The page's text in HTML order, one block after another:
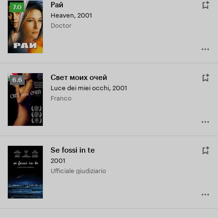
Рейтинг
Кинопоиска
7.0
7.0 Рай
Heaven, 2001
Doctor
Рейтинг
Кинопоиска
6.6
6.6 Свет моих очей
Luce dei miei occhi, 2001
Franco
Se fossi in te
2001
Ufficiale giudiziario